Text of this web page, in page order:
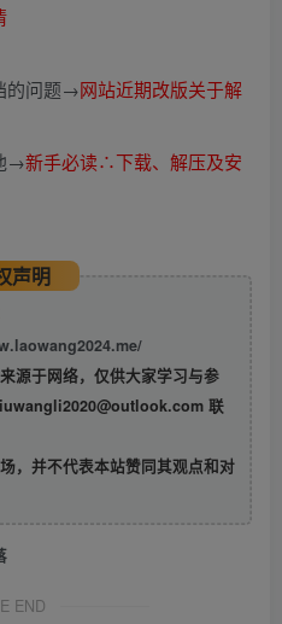
的问题→网站近期改版关于解
→新手必读∴下载、解压及安
声明
源于网络，仅供大家学习与参
联
，并不代表本站赞同其观点和对
END